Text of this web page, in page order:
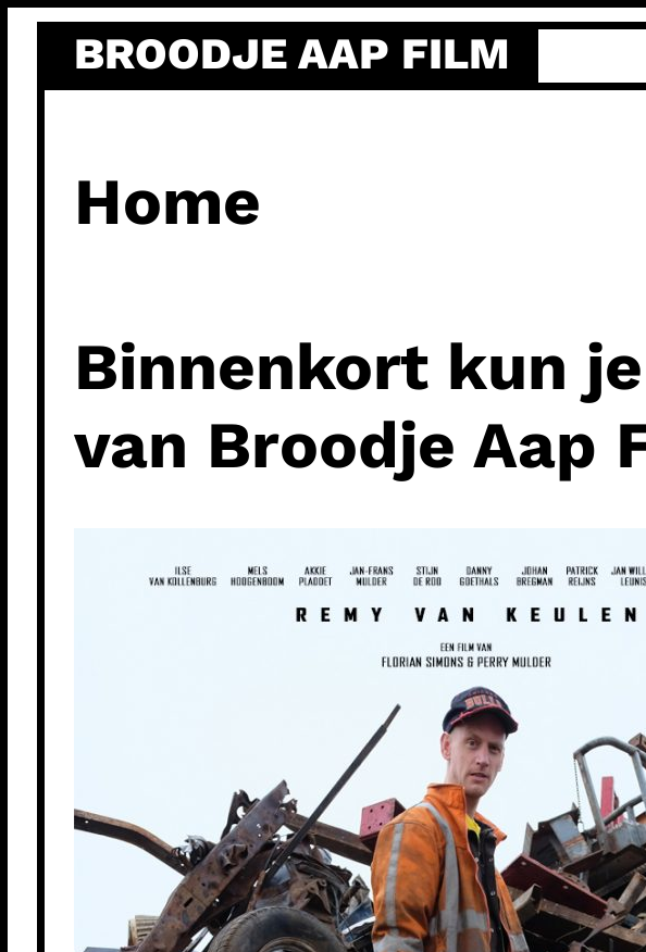
BROODJE AAP FILM
Home
Binnenkort kun
van Broodje Aap